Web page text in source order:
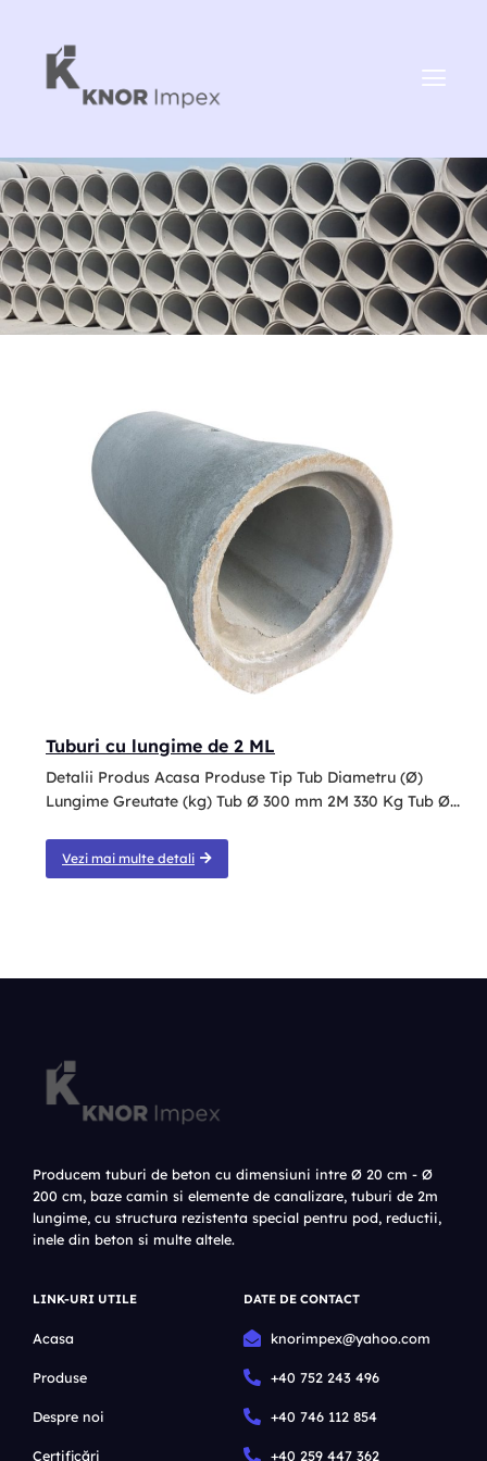
Tuburi cu lungime de 2 ML
Detalii Produs Acasa Produse Tip Tub Diametru (Ø)
Lungime Greutate (kg) Tub Ø 300 mm 2M 330 Kg Tub Ø...
Vezi mai multe detali
Producem tuburi de beton cu dimensiuni intre Ø 20 cm - Ø
200 cm, baze camin si elemente de canalizare, tuburi de 2m
lungime, cu structura rezistenta special pentru pod, reductii,
inele din beton si multe altele.
LINK-URI UTILE
Acasa
Produse
Despre noi
Certificări
DATE DE CONTACT
knorimpex@yahoo.com
+40 752 243 496
+40 746 112 854
+40 259 447 362